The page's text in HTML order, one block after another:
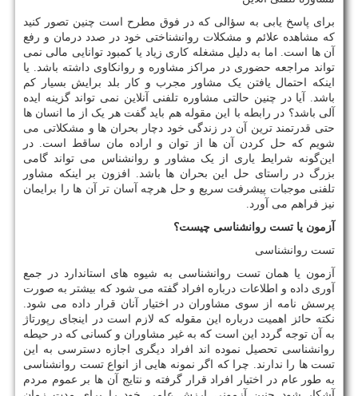
برای پاسخ یابی به سؤالی که در فوق مطرح است چنین تصور کنید
که مشاهده علائم و مشکلات روانشناختی خود در صدد درمان و رفع
آن ها است. اما به دلیل مشغله کاری زیاد یا کمبود توانایی مالی نمی
تواند مراجعه حضوری در مراکز مشاوره و روانکاوی داشته باشد. یا
اینکه احتمال یافتن یک مشاور مجرب و کار بلد برایش بسیار کم
باشد. آیا در چنین حالتی مشاوره تلفنی آنلاین نمی تواند گزینه ایده
آلی باشد؟ در رابطه با این مقوله هم باید گفت هر یک از ما انسان ها
حتی قدرتمند ترین آن در زندگی خود دچار بحران ها و مشکلاتی می
شویم که حل کردن آن ها از توان و اراده مان ساقط است. در
این‌گونه شرایط یاری از یک مشاور و روانشناس می تواند گامی
بزرگ در راستای حل این بحران ها باشد. افزون بر اینکه مشاور
تلفنی موجبات پیشرفت سریع و حل هرچه آسان تر آن ها را برایمان
نیز فراهم می آورد.
آزمون یا تست روانشناسی چیست؟
تست روانشناسی
آزمون یا همان تست روانشناسی به شیوه های استاندارد در جمع
آوری داده و اطلاعات درباره افراد گفته می شود که بیشتر به صورت
پرسش نامه از سوی مشاوران در اختیار آنان قرار داده می شود.
نکته حائز اهمیت درباره این مقوله که لازم است در اینجای رپورتاژ
به آن توجه گردد این است که به غیر مشاوران و کسانی که در حیطه
روانشناسی تحصیل نموده اند افراد دیگری اجازه دسترسی به این
تست ها را ندارند. چرا که اگر نمونه هایی از انواع تست روانشناسی
به طور عام در اختیار افراد قرار گرفته و نتایج آن ها بر عموم مردم